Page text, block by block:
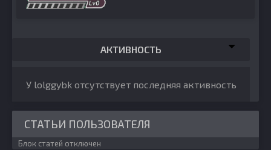
АКТИВНОСТЬ
У lolggybk отсутствует последняя активность
СТАТЬИ ПОЛЬЗОВАТЕЛЯ
Блок статей отключен